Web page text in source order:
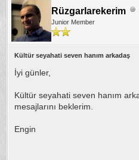
Rüzgarlarekerim
Junior Member
Kültür seyahati seven hanım arkadaş
İyi günler,
Kültür seyahati seven hanım
mesajlarını beklerim.
Engin